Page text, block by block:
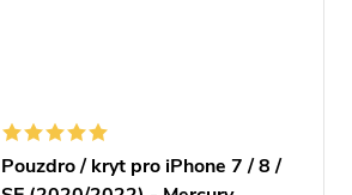
Pouzdro / kryt pro iPhone 7 / 8 /